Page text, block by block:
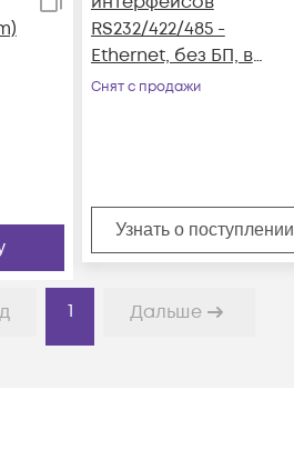
RS232/422/485 -
Ethernet, без БП, в
термоусадке, SNR-
Снят с продажи
Узнать о поступлении
1 Дальше